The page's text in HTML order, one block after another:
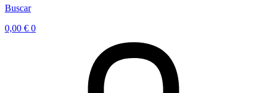
Buscar
0,00 € 0